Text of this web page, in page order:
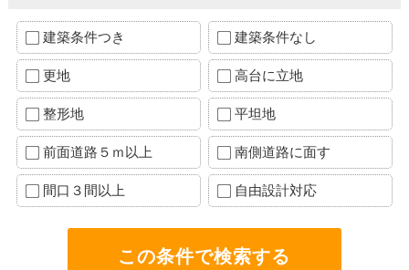
建築条件つき 建築条件なし
更地 高台に立地
整形地 平坦地
前面道路５ｍ以上 南側道路に面す
間口３間以上 自由設計対応